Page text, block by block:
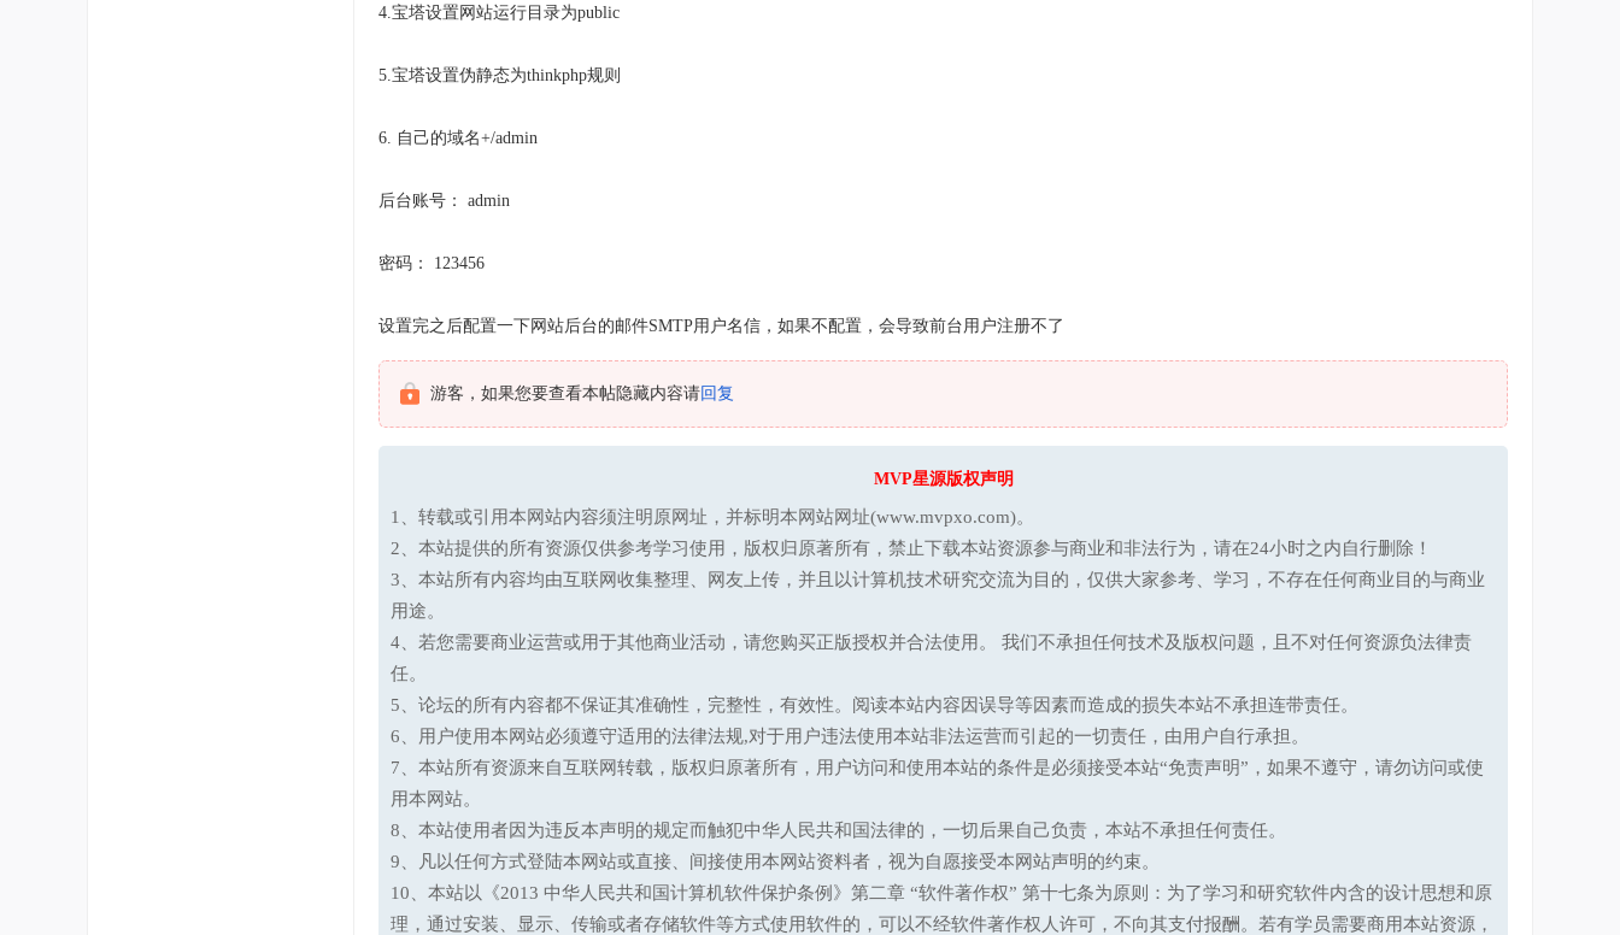
4.宝塔设置网站运行目录为public
5.宝塔设置伪静态为thinkphp规则
6. 自己的域名+/admin
后台账号： admin
密码： 123456
设置完之后配置一下网站后台的邮件SMTP用户名信，如果不配置，会导致前台用户注册不了
游客，如果您要查看本帖隐藏内容请回复
MVP星源版权声明
1、转载或引用本网站内容须注明原网址，并标明本网站网址(www.mvpxo.com)。
2、本站提供的所有资源仅供参考学习使用，版权归原著所有，禁止下载本站资源参与商业和非法行为，请在24小时之内自行删除！
3、本站所有内容均由互联网收集整理、网友上传，并且以计算机技术研究交流为目的，仅供大家参考、学习，不存在任何商业目的与商业
用途。
4、若您需要商业运营或用于其他商业活动，请您购买正版授权并合法使用。 我们不承担任何技术及版权问题，且不对任何资源负法律责
任。
5、论坛的所有内容都不保证其准确性，完整性，有效性。阅读本站内容因误导等因素而造成的损失本站不承担连带责任。
6、用户使用本网站必须遵守适用的法律法规,对于用户违法使用本站非法运营而引起的一切责任，由用户自行承担。
7、本站所有资源来自互联网转载，版权归原著所有，用户访问和使用本站的条件是必须接受本站“免责声明”，如果不遵守，请勿访问或使
用本网站。
8、本站使用者因为违反本声明的规定而触犯中华人民共和国法律的，一切后果自己负责，本站不承担任何责任。
9、凡以任何方式登陆本网站或直接、间接使用本网站资料者，视为自愿接受本网站声明的约束。
10、本站以《2013 中华人民共和国计算机软件保护条例》第二章 “软件著作权” 第十七条为原则：为了学习和研究软件内含的设计思想和原
理，通过安装、显示、传输或者存储软件等方式使用软件的，可以不经软件著作权人许可，不向其支付报酬。若有学员需要商用本站资源，